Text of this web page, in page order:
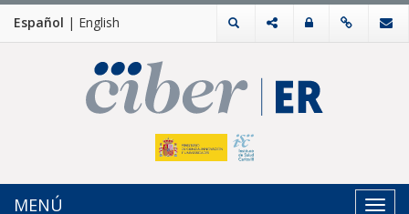
Español | English
MENÚ